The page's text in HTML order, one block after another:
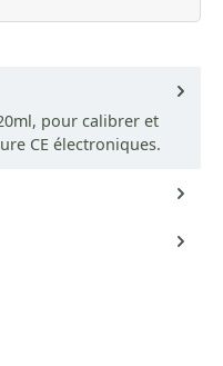
pour calibrer et
CE électroniques.